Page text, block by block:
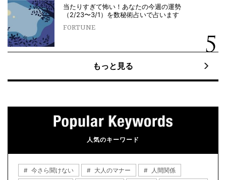
当たりすぎて怖い！あなたの今週の運勢
（2/23〜3/1）を数秘術占いで占います
FORTUNE
もっと見る
人気のキーワード
今さら聞けない 大人のマナー
人間関係